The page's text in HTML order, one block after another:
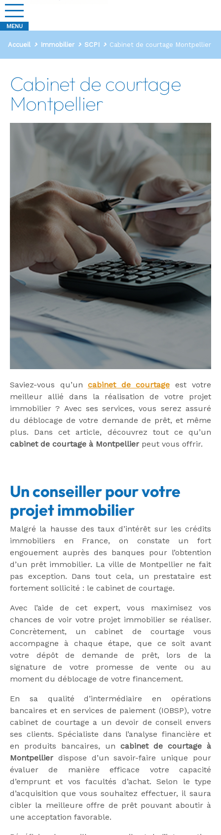
Accueil Immobilier SCPI Cabinet de courtage Montpellier
Cabinet de courtage
Montpellier
Saviez-vous qu’un cabinet de courtage est votre
meilleur allié dans la réalisation de votre projet
immobilier ? Avec ses services, vous serez assuré
du déblocage de votre demande de prêt, et même
plus. Dans cet article, découvrez tout ce qu’un
cabinet de courtage à Montpellier peut vous offrir.
Un conseiller pour votre
projet immobilier
Malgré la hausse des taux d’intérêt sur les crédits
immobiliers en France, on constate un fort
engouement auprès des banques pour l’obtention
d’un prêt immobilier. La ville de Montpellier ne fait
pas exception. Dans tout cela, un prestataire est
fortement sollicité : le cabinet de courtage.
Avec l’aide de cet expert, vous maximisez vos
chances de voir votre projet immobilier se réaliser.
Concrètement, un cabinet de courtage vous
accompagne à chaque étape, que ce soit avant
votre dépôt de demande de prêt, lors de la
signature de votre promesse de vente ou au
moment du déblocage de votre financement.
En sa qualité d’intermédiaire en opérations
bancaires et en services de paiement (IOBSP), votre
cabinet de courtage a un devoir de conseil envers
ses clients. Spécialiste dans l’analyse financière et
en produits bancaires, un cabinet de courtage à
Montpellier dispose d’un savoir-faire unique pour
évaluer de manière efficace votre capacité
d’emprunt et vos facultés d’achat. Selon le type
d’acquisition que vous souhaitez effectuer, il saura
cibler la meilleure offre de prêt pouvant aboutir à
une acceptation favorable.